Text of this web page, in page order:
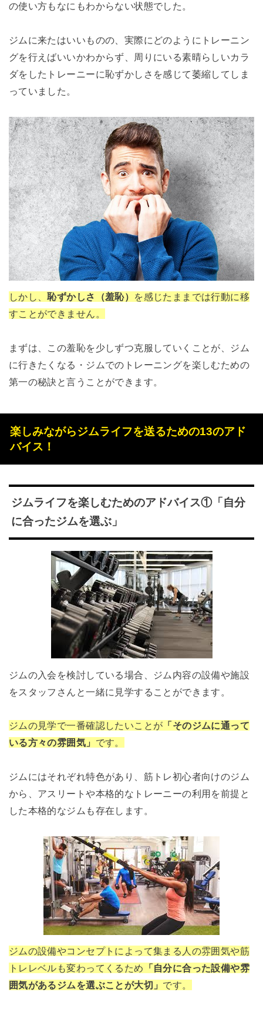
の使い方もなにもわからない状態でした。
ジムに来たはいいものの、実際にどのようにトレーニン
グを行えばいいかわからず、周りにいる素晴らしいカラ
ダをしたトレーニーに恥ずかしさを感じて萎縮してしま
っていました。
しかし、恥ずかしさ（羞恥） を感じたままでは行動に移
すことができません。
まずは、この羞恥を少しずつ克服していくことが、ジム
に行きたくなる・ジムでのトレーニングを楽しむための
第一の秘訣と言うことができます。
楽しみながらジムライフを送るための13のアド
バイス！
ジムライフを楽しむためのアドバイス①「自分
に合ったジムを選ぶ」
ジムの入会を検討している場合、ジム内容の設備や施設
をスタッフさんと一緒に見学することができます。
ジムの見学で一番確認したいことが 「そのジムに通って
いる方々の雰囲気」 です。
ジムにはそれぞれ特色があり、筋トレ初心者向けのジム
から、アスリートや本格的なトレーニーの利用を前提と
した本格的なジムも存在します。
ジムの設備やコンセプトによって集まる人の雰囲気や筋
トレレベルも変わってくるため 「自分に合った設備や雰
囲気があるジムを選ぶことが大切」 です。